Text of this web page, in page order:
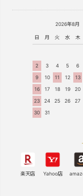
2026年8月
日 月 火 水 木
2
3 4 5 6
9
10 11 12 13
16
17 18 19 20
23
24 25 26 27
30
31
楽天店 Yahoo店